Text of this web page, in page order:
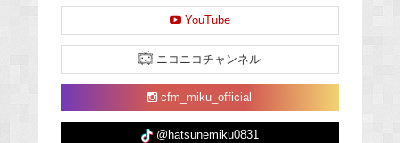
YouTube
ニコニコチャンネル
cfm_miku_official
@hatsunemiku0831